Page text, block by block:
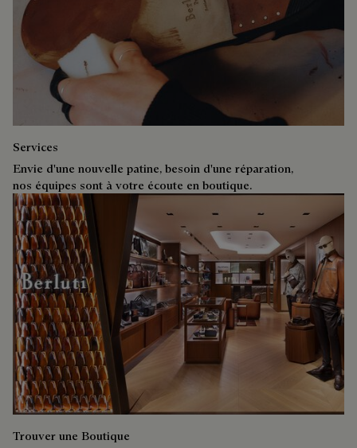
Services
Envie d'une nouvelle patine, besoin d'une réparation,
nos équipes sont à votre écoute en boutique.
Trouver une Boutique